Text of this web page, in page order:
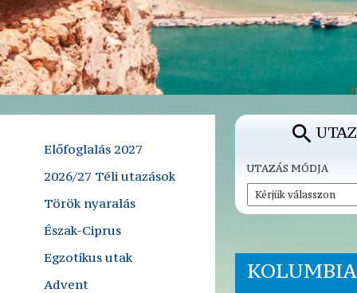
Előfoglalás 2027
2026/27 Téli utazások
Török nyaralás
Észak-Ciprus
Egzotikus utak
Advent
UTAZÁS MÓDJA